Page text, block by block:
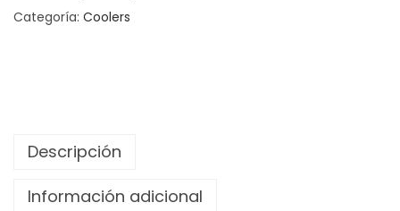
Categoría: Coolers
Descripción
Información adicional